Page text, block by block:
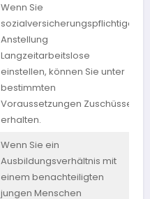
Wenn Sie
sozialversicherungspflichtige
Anstellung
Langzeitarbeitslose
einstellen, können Sie unter
bestimmten
Voraussetzungen Zuschüsse
erhalten.
Wenn Sie ein
Ausbildungsverhältnis mit
einem benachteiligten
jungen Menschen